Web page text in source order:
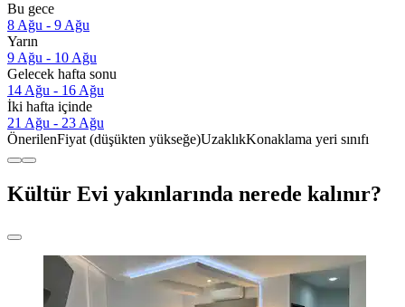
Bu gece
8 Ağu - 9 Ağu
Yarın
9 Ağu - 10 Ağu
Gelecek hafta sonu
14 Ağu - 16 Ağu
İki hafta içinde
21 Ağu - 23 Ağu
ÖnerilenFiyat (düşükten yükseğe)UzaklıkKonaklama yeri sınıfı
Kültür Evi yakınlarında nerede kalınır?